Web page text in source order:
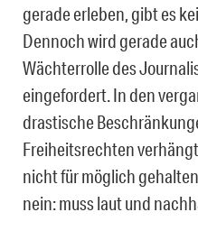
gerade erleben, gibt es
Dennoch wird gerade
Wächterrolle des
eingefordert. In den
drastische
Freiheitsrechten
nicht für möglich
nein: muss laut und